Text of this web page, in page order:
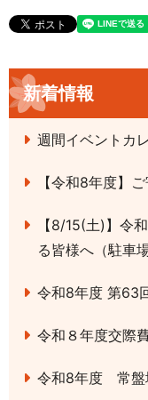
新着情報
週間イベントカ
【令和8年度】
【8/15(土)】令
る皆様へ（駐車
令和8年度 第63
令和８年度交際
令和8年度 常盤